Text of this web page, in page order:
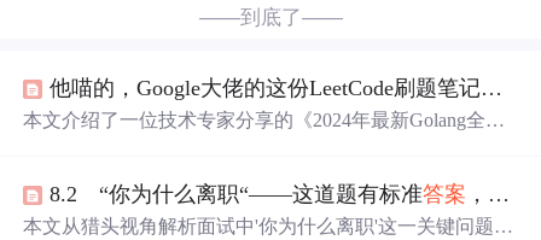
——到底了——
他喵的，Google大佬的这份LeetCode刷题笔记太强了，2024年最新深入浅出Golang
本文介绍了一位技术专家分享的《2024年最新Golang全套
刷题笔记，强调了体系化学习的重要性以及如何通过高效
刷LeetCode来增强解题能力。
8.2 “你为什么离职“——这道题有标准答案 ，但你大概没背对
本文从猎头视角解析面试中'你为什么离职'这一关键问题，